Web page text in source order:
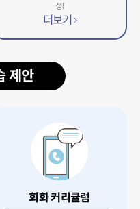
성!
더보기
제안
회화 커리큘럼